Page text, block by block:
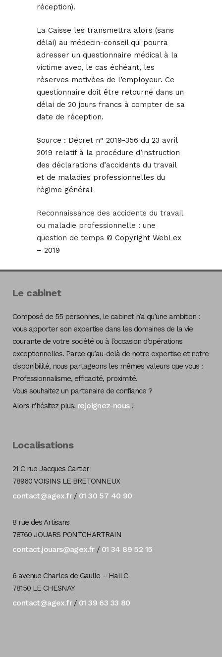
réception).
La Caisse les transmettra alors (sans
délai) au médecin-conseil qui pourra
adresser un questionnaire médical à la
victime avec, le cas échéant, les
réserves motivées de l’employeur. Ce
questionnaire doit être retourné dans un
délai de 20 jours francs à compter de sa
date de réception.
Source : Décret n° 2019-356 du 23 avril
2019 relatif à la procédure d’instruction
des déclarations d’accidents du travail
et de maladies professionnelles du
régime général
Reconnaissance des accidents du travail
ou maladie professionnelle : une
question de temps © Copyright WebLex
– 2019
Le cabinet
Composé de 55 personnes, le cabinet n’a qu’une ambition :
vous apporter son expertise dans les domaines de la vie
courante de votre société ou à l’occasion d’opérations
exceptionnelles. Parce qu’au-delà de notre expertise et notre
disponibilité, nous partageons les mêmes valeurs que vous :
Professionnalisme, efficacité, proximité.
Vous souhaitez un partenaire de confiance ?
Alors n’hésitez plus, rejoignez-nous!
Localisations
21 C rue Jacques Cartier
78960 VOISINS LE BRETONNEUX
contact@agex.fr/ 01 30 57 40 90
8 rue des Artisans
78760 JOUARS PONTCHARTRAIN
contact.jouars@agex.fr/ 01 34 89 52 15
6 avenue Charles de Gaulle – Hall C
78150 LE CHESNAY
contact@agex.fr/ 01 39 63 33 80